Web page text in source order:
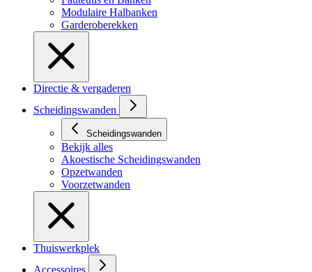
Modulaire Halbanken
Garderoberekken
Directie & vergaderen
Scheidingswanden
Scheidingswanden
Bekijk alles
Akoestische Scheidingswanden
Opzetwanden
Voorzetwanden
Thuiswerkplek
Accessoires